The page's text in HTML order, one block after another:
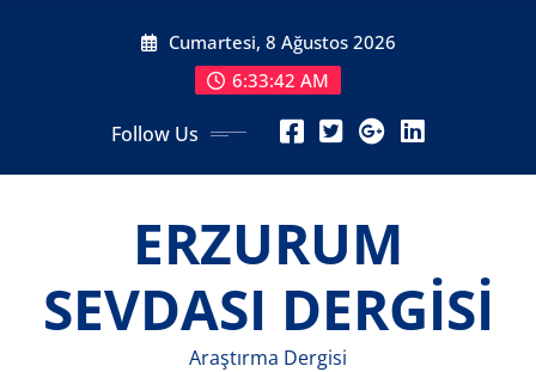
Cumartesi, 8 Ağustos 2026
6:33:44 AM
Follow Us
ERZURUM
SEVDASI DERGİSİ
Araştırma Dergisi